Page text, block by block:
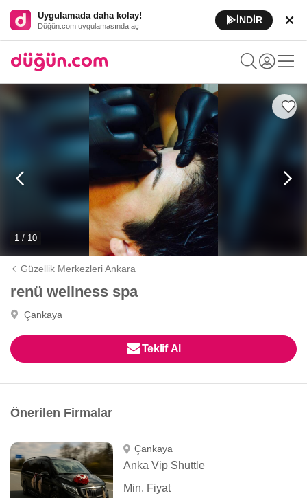
Uygulamada daha kolay!
Düğün.com uygulamasında aç
İNDİR
1 / 10
Güzellik Merkezleri Ankara
renü wellness spa
Çankaya
Teklif Al
Önerilen Firmalar
Çankaya
Anka Vip Shuttle
Min. Fiyat